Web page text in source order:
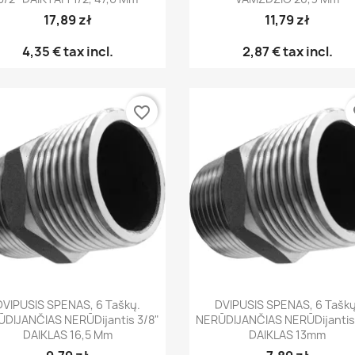
17,89 zł
4,35 €tax incl.
11,79 zł
2,87 €tax incl.
Greita peržiūra
SPENAS, 6 Taškų.
NERŪDijantis 3/8"
DAIKLAS 16,5 Mm
favorite_border
Greita peržiūra
DVIPUSIS SPENAS, 6
NERŪDIJANČIAS
DAIKLAS 13mm